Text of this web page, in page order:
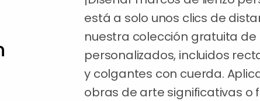
está a solo unos clics de
nuestra colección gratuita de
personalizados, incluidos
y colgantes con cuerda.
obras de arte significativas o